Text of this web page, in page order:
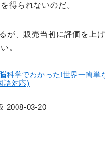
得られないのだ。
が、販売当初に評価を上
。
科学でわかった!世界一簡単
語対応)
2008-03-20